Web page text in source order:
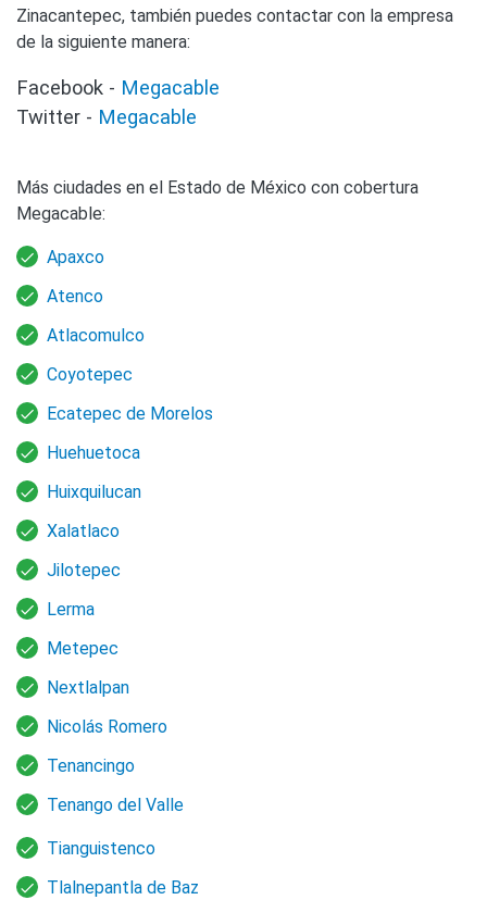
Zinacantepec, también puedes contactar con la empresa
de la siguiente manera:
Facebook - Megacable
Twitter - Megacable
Más ciudades en el Estado de México con cobertura
Megacable:
Apaxco
Atenco
Atlacomulco
Coyotepec
Ecatepec de Morelos
Huehuetoca
Huixquilucan
Xalatlaco
Jilotepec
Lerma
Metepec
Nextlalpan
Nicolás Romero
Tenancingo
Tenango del Valle
Tianguistenco
Tlalnepantla de Baz